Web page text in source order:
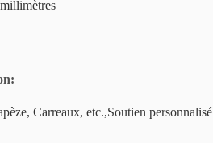
Carreaux, etc.,Soutien personnalisé